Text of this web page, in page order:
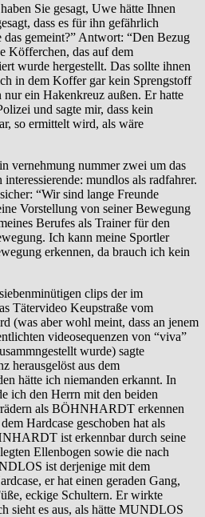
Sie gesagt, Uwe hätte Ihnen
dass es für ihn gefährlich
gemeint?” Antwort: “Den Bezug
Köfferchen, das auf dem
wurde hergestellt. Das sollte ihnen
in dem Koffer gar kein Sprengstoff
ein Hakenkreuz außen. Er hatte
und sagte mir, dass kein
so ermittelt wird, als wäre
vernehmung nummer zwei um das
mundlos als radfahrer.
“Wir sind lange Freunde
Vorstellung von seiner Bewegung
Berufes als Trainer für den
Ich kann meine Sportler
erkennen, da brauch ich kein
clips der im
Tätervideo Keupstraße vom
(was aber wohl meint, dass an jenem
videosequenzen von “viva”
wurde) sagte
herausgelöst aus dem
hätte ich niemanden erkannt. In
ich den Herrn mit den beiden
als BÖHNHARDT erkennen
Hardcase geschoben hat als
ist erkennbar durch seine
Ellenbogen sowie die nach
ist derjenige mit dem
er hat einen geraden Gang,
eckige Schultern. Er wirkte
sieht es aus, als hätte MUNDLOS